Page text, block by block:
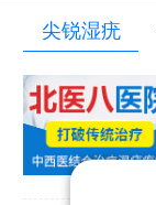
尖锐湿疣